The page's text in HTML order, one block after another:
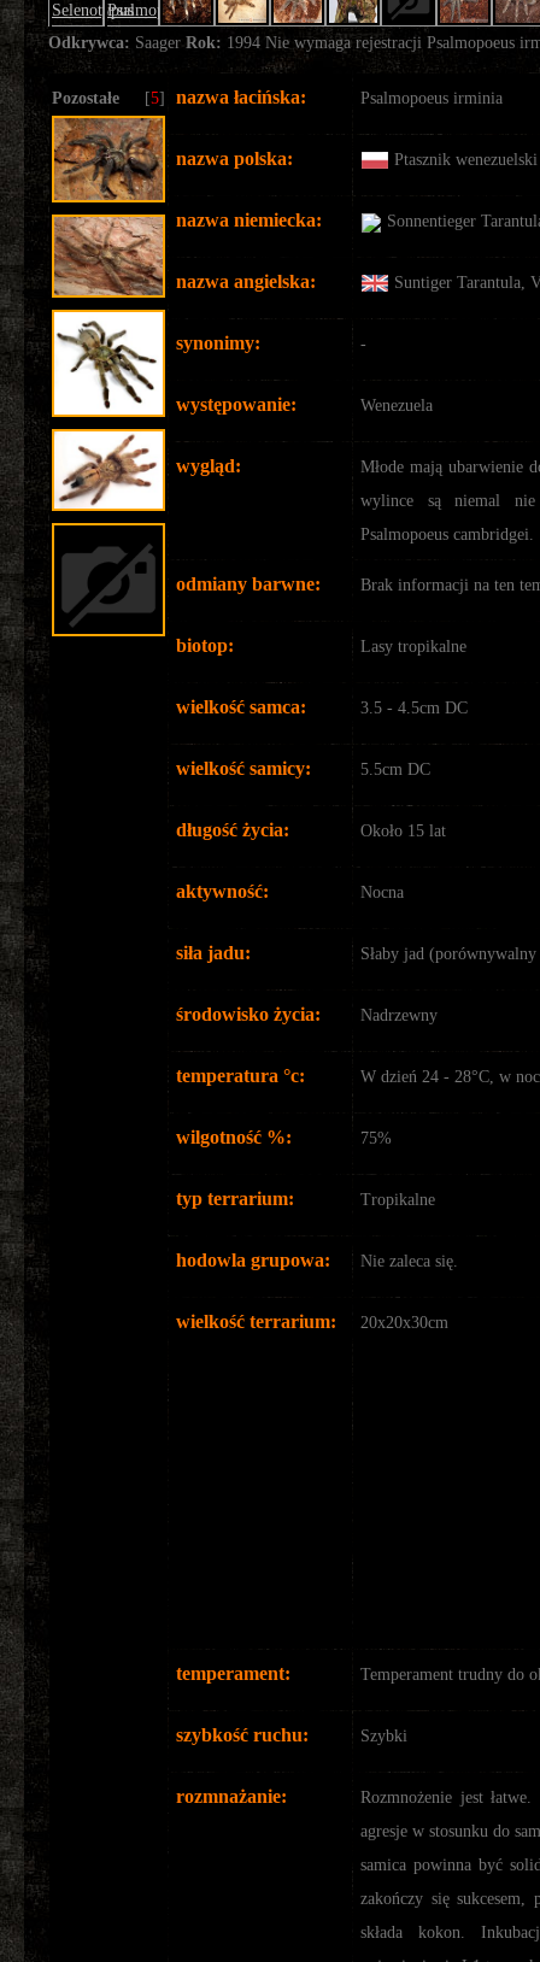
Odkrywca: Saager Rok: 1994 Nie wymaga rejestracji Psalmopoeus
Pozostałe [5] nazwa łacińska: Psalmopoeus irminia
nazwa polska: Ptasznik wenezuelski
nazwa niemiecka: Sonnentieger
nazwa angielska: Suntiger Tarantula,
synonimy: -
występowanie: Wenezuela
wygląd:
Młode mają ubarwienie
wylince są niemal nie
Psalmopoeus cambridgei.
odmiany barwne: Brak informacji na ten
biotop: Lasy tropikalne
wielkość samca: 3.5 - 4.5cm DC
wielkość samicy: 5.5cm DC
długość życia: Około 15 lat
aktywność: Nocna
siła jadu: Słaby jad (porównywalny
środowisko życia: Nadrzewny
temperatura °c: W dzień 24 - 28°C, w
wilgotność %: 75%
typ terrarium: Tropikalne
hodowla grupowa: Nie zaleca się.
wielkość terrarium: 20x20x30cm
temperament: Temperament trudny do
szybkość ruchu: Szybki
rozmnażanie:
Rozmnożenie jest
agresje w stosunku do
samica powinna być
zakończy się sukcesem,
składa kokon.